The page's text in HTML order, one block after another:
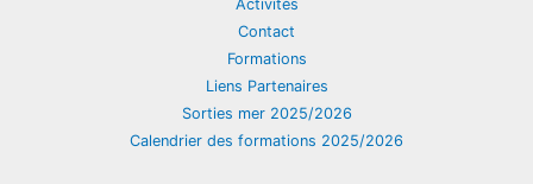
Activités
Contact
Formations
Liens Partenaires
Sorties mer 2025/2026
Calendrier des formations 2025/2026